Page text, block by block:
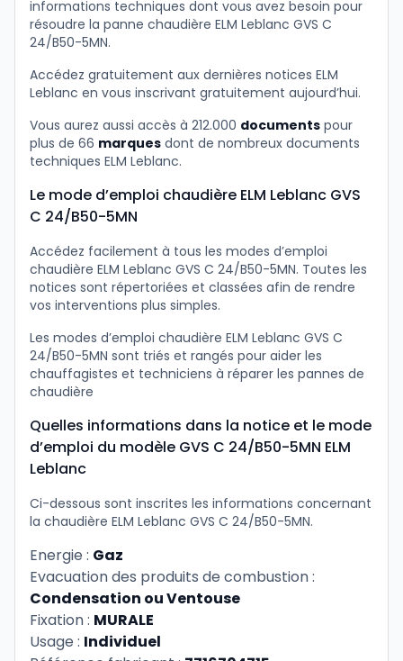
informations techniques dont vous avez besoin pour
résoudre la panne chaudière ELM Leblanc GVS C
24/B50-5MN.
Accédez gratuitement aux dernières notices ELM
Leblanc en vous inscrivant gratuitement aujourd’hui.
Vous aurez aussi accès à 212.000 documents pour
plus de 66 marques dont de nombreux documents
techniques ELM Leblanc.
Le mode d’emploi chaudière ELM Leblanc GVS
C 24/B50-5MN
Accédez facilement à tous les modes d’emploi
chaudière ELM Leblanc GVS C 24/B50-5MN. Toutes les
notices sont répertoriées et classées afin de rendre
vos interventions plus simples.
Les modes d’emploi chaudière ELM Leblanc GVS C
24/B50-5MN sont triés et rangés pour aider les
chauffagistes et techniciens à réparer les pannes de
chaudière
Quelles informations dans la notice et le mode
d’emploi du modèle GVS C 24/B50-5MN ELM
Leblanc
Ci-dessous sont inscrites les informations concernant
la chaudière ELM Leblanc GVS C 24/B50-5MN.
Energie : Gaz
Evacuation des produits de combustion :
Condensation ou Ventouse
Fixation : MURALE
Usage : Individuel